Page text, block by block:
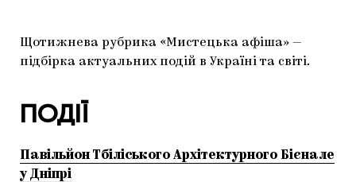
КІНО
МУЗЕЇ
АРТЦЕНТРИ
ІСТОРІЇ
ДОСЛІДНИЦЬКА ПЛАТФОРМА
ЯК ПІДТРИМУВАТИ УКРАЇНСЬКЕ МИСТЕЦТВО
МАРІУПОЛЬСЬКІ МАРГІНАЛІЇ
КРАМНИЦЯ
Щотижнева рубрика «Мистецька афіша» —
підбірка актуальних подій в Україні та світі.
ПОДІЇ
Павільйон Тбіліського Архітектурного Бієнале
у Дніпрі